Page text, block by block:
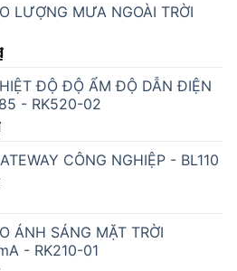
LƯỢNG MƯA NGOÀI TRỜI
ĐỘ ĐỘ ẨM ĐỘ DẪN ĐIỆN
- RK520-02
CÔNG NGHIỆP - BL110
ÁNH SÁNG MẶT TRỜI
- RK210-01